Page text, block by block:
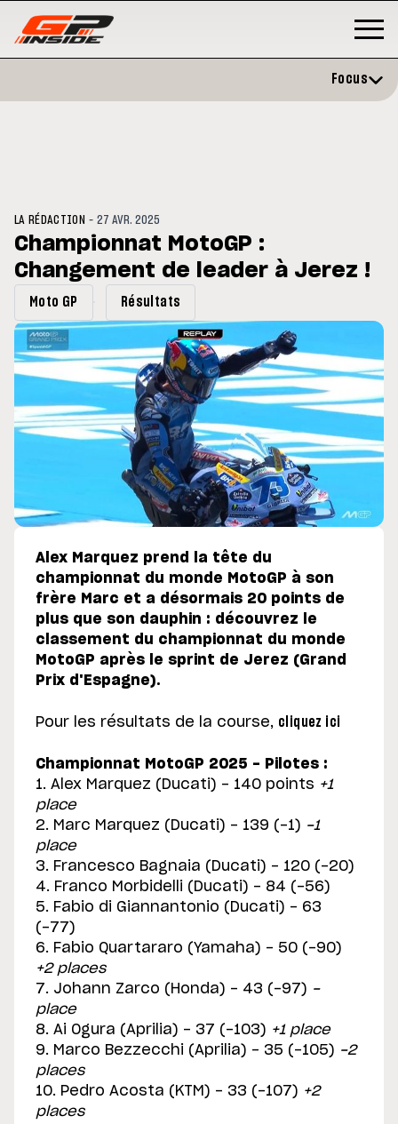
l'opération et vise un
en septembre
MOTOGP/ MOTO GP
Focus
LA RÉDACTION -27 AVR. 2025
Championnat MotoGP :
Changement de leader à Jerez !
Moto GP Résultats
Alex Marquez prend la tête du
championnat du monde MotoGP à son
frère Marc et a désormais 20 points de
plus que son dauphin : découvrez le
classement du championnat du monde
MotoGP après le sprint de Jerez (Grand
Prix d'Espagne).
Pour les résultats de la course, cliquez ici
Championnat MotoGP 2025 - Pilotes :
1. Alex Marquez (Ducati) - 140 points +1
place
2. Marc Marquez (Ducati) - 139 (-1) -1
place
3. Francesco Bagnaia (Ducati) - 120 (-20)
4. Franco Morbidelli (Ducati) - 84 (-56)
5. Fabio di Giannantonio (Ducati) - 63
(-77)
6. Fabio Quartararo (Yamaha) - 50 (-90)
+2 places
7. Johann Zarco (Honda) - 43 (-97) -
place
8. Ai Ogura (Aprilia) - 37 (-103) +1 place
9. Marco Bezzecchi (Aprilia) - 35 (-105) -2
places
10. Pedro Acosta (KTM) - 33 (-107) +2
places